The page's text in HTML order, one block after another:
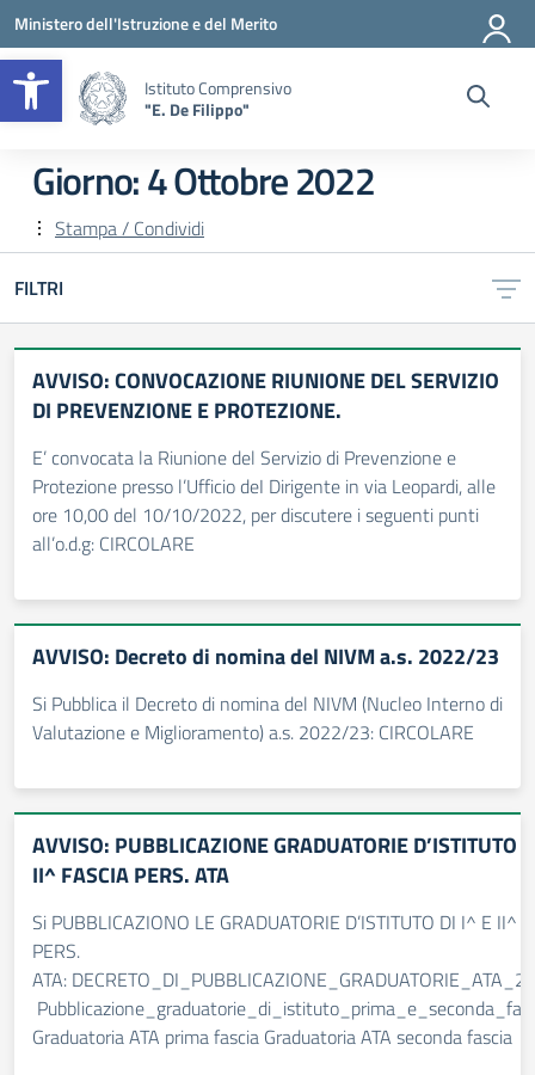
Apri la barra degli strumenti
Vai ai contenuti
Vai al menu di navigazione
Vai al footer
Ministero dell'Istruzione e del Merito
Istituto Comprensivo
"E. De Filippo"
Giorno:4 Ottobre 2022
Stampa / Condividi
FILTRI
AVVISO: CONVOCAZIONE RIUNIONE DEL SERVIZIO
DI PREVENZIONE E PROTEZIONE.
E’ convocata la Riunione del Servizio di Prevenzione e
Protezione presso l’Ufficio deI Dirigente in via Leopardi, alle
ore 10,00 del 10/10/2022, per discutere i seguenti punti
all’o.d.g: CIRCOLARE
AVVISO: Decreto di nomina del NIVM a.s. 2022/23
Si Pubblica il Decreto di nomina del NIVM (Nucleo Interno di
Valutazione e Miglioramento) a.s. 2022/23: CIRCOLARE
AVVISO: PUBBLICAZIONE GRADUATORIE D’ISTITUTO
II^ FASCIA PERS. ATA
Si PUBBLICAZIONO LE GRADUATORIE D’ISTITUTO DI I^ E II^
PERS.
ATA:
Graduatoria ATA prima fascia Graduatoria ATA seconda fascia